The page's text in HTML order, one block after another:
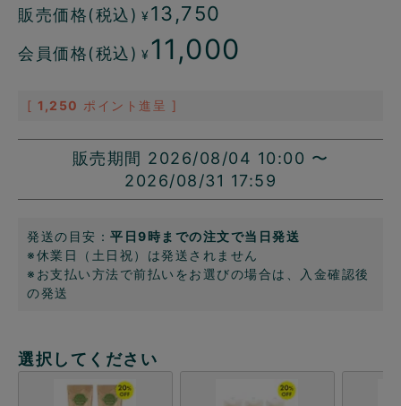
販売価格(税込) ¥ 13,750
会員価格(税込) ¥ 11,000
[ 1,250 ポイント進呈 ]
販売期間 2026/08/04 10:00 〜
2026/08/31 17:59
発送の目安： 平日9時までの注文で当日発送
※休業日（土日祝）は発送されません
※お支払い方法で前払いをお選びの場合は、入金確認後
の発送
選択してください